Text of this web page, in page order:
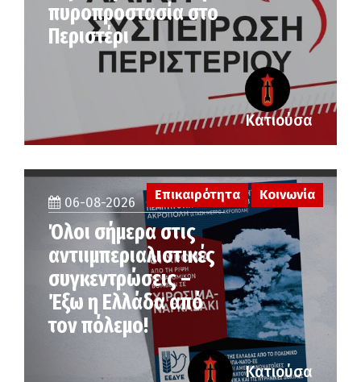
πυροπροστασία στο
Περιστέρι
Κατιούσα
06-08-2026
Όλοι σήμερα στις
αντιιμπεριαλιστικές
συγκεντρώσεις –
Έξω η Ελλάδα από
τον πόλεμο!
Επικαιρότητα Κοινωνία
Κατιούσα